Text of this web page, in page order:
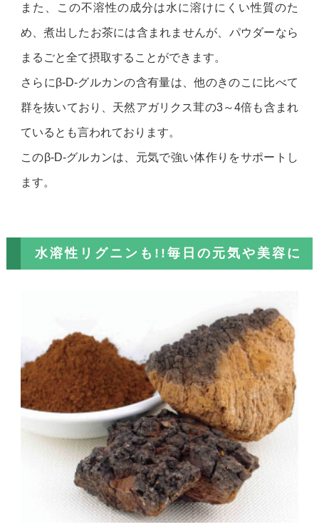
また、この不溶性の成分は水に溶けにくい性質のた
め、煮出したお茶には含まれませんが、パウダーなら
まるごと全て摂取することができます。
さらにβ-D-グルカンの含有量は、他のきのこに比べて
群を抜いており、天然アガリクス茸の3～4倍も含まれ
ているとも言われております。
このβ-D-グルカンは、元気で強い体作りをサポートし
ます。
水溶性リグニンも!!毎日の元気や美容に